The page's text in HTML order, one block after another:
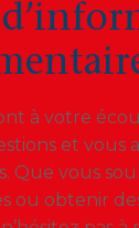
à votre
et vous
Que vous
ou obtenir